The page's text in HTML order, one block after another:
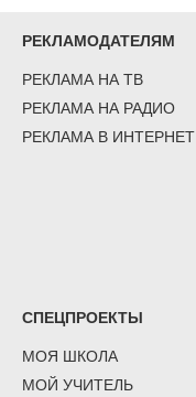
РЕКЛАМОДАТЕЛЯМ
РЕКЛАМА НА ТВ
РЕКЛАМА НА РАДИО
РЕКЛАМА В ИНТЕРНЕТ
СПЕЦПРОЕКТЫ
МОЯ ШКОЛА
МОЙ УЧИТЕЛЬ